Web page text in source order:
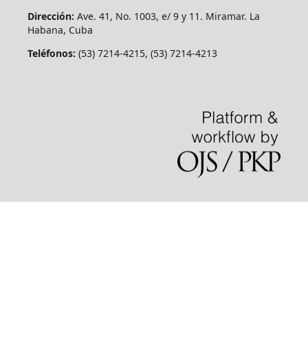
Dirección: Ave. 41, No. 1003, e/ 9 y 11. Miramar. La
Habana, Cuba
Teléfonos: (53) 7214-4215, (53) 7214-4213